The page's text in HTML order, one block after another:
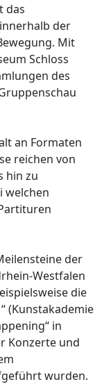
das
der
Mit
Schloss
des
an Formaten
reichen von
hin zu
welchen
der
Westfalen
die
(Kunstakademie
in
Konzerte und
wurden.